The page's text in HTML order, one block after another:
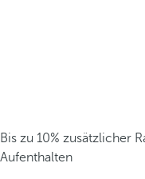
Bis zu 10% zusätzlicher
Aufenthalten